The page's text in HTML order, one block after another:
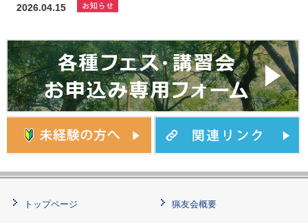
2026.04.15
2026.03.23
令和8年度 第1回銃器取扱事故防止安全射撃会ご案内
第62回 銃砲所持希望者講習会（予備講習会）のご案内
トップページ 猟友会概要